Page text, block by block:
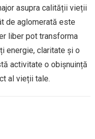
asupra calității vieții
de aglomerată este
liber pot transforma
energie, claritate și o
activitate o obișnuință
al vieții tale.